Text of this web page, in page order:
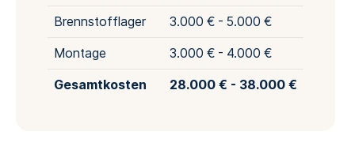
Brennstofflager 3.000 € - 5.000 €
Montage 3.000 € - 4.000 €
Gesamtkosten 28.000 € - 38.000 €